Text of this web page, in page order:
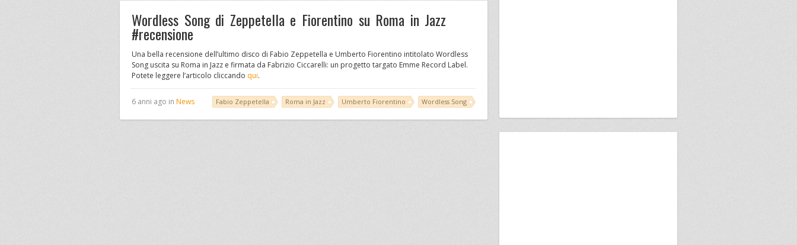
Wordless Song di Zeppetella e Fiorentino su Roma in Jazz
#recensione
Una bella recensione dell’ultimo disco di Fabio Zeppetella e Umberto Fiorentino intitolato Wordless
Song uscita su Roma in Jazz e firmata da Fabrizio Ciccarelli: un progetto targato Emme Record Label.
Potete leggere l’articolo cliccando qui.
6 anni ago in News Fabio Zeppetella Roma in Jazz Umberto Fiorentino Wordless Song